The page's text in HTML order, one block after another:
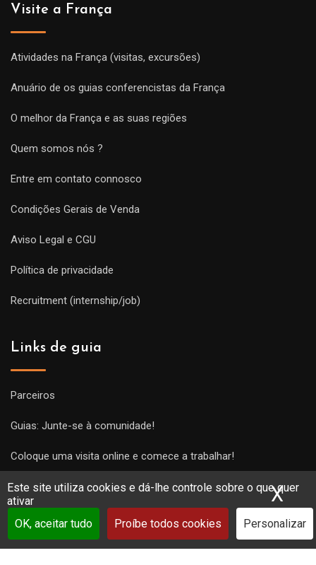
Este site utiliza cookies e dá-lhe controle sobre o que quer
ativar
OK, aceitar tudo
Proíbe todos cookies Personalizar
X
Visite a França
Atividades na França (visitas, excursões)
Anuário de os guias conferencistas da França
O melhor da França e as suas regiões
Quem somos nós ?
Entre em contato connosco
Condições Gerais de Venda
Aviso Legal e CGU
Política de privacidade
Recruitment (internship/job)
Links de guia
Parceiros
Guias: Junte-se à comunidade!
Coloque uma visita online e comece a trabalhar!